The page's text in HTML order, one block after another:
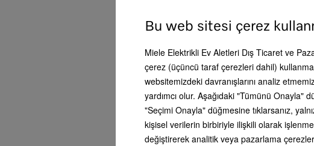
Bu web sitesi çerez
Miele Elektrikli Ev Aletleri Dış Ticaret ve
çerez (üçüncü taraf çerezleri dahil)
websitemizdeki davranışlarını analiz
yardımcı olur. Aşağıdaki "Tümünü Onayla"
"Seçimi Onayla" düğmesine tıklarsanız,
kişisel verilerin birbiriyle ilişkili olarak
değiştirerek analitik veya pazarlama